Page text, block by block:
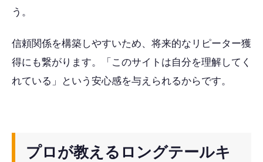
う。
信頼関係を構築しやすいため、将来的なリピーター獲
得にも繋がります。「このサイトは自分を理解してく
れている」という安心感を与えられるからです。
プロが教えるロングテールキ